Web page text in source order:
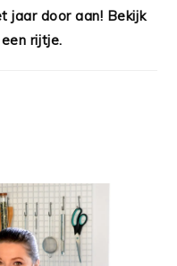
jaar door aan! Bekijk
rijtje.